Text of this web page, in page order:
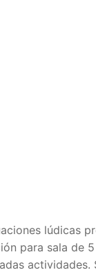
lúdicas
para sala de 5
actividades.